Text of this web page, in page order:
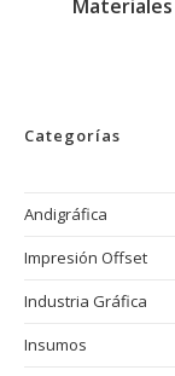
Categorías
Andigráfica
Impresión Offset
Industria Gráfica
Insumos